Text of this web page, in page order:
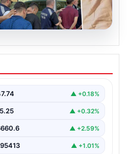
Silah Kullanımı
Alınması
müzik klibinde… ▲ +0.18%
▲ +0.32%
▲ +2.59%
▲ +1.01%